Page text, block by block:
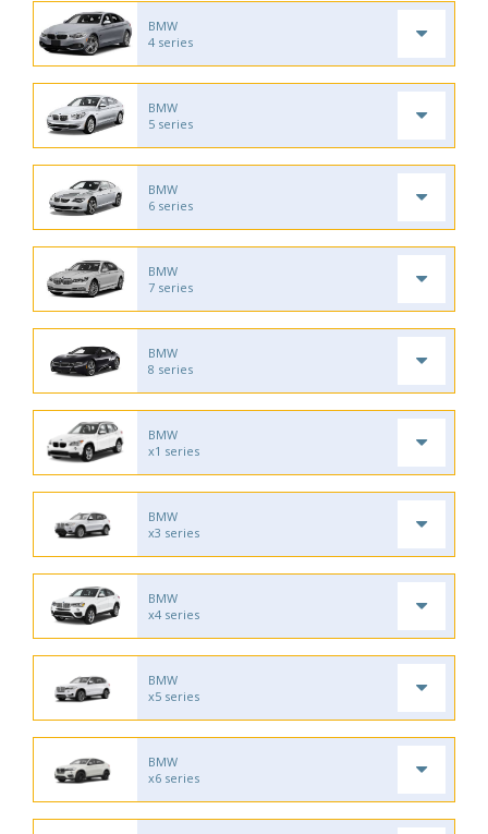
BMW
4 series
BMW
5 series
BMW
6 series
BMW
7 series
BMW
8 series
BMW
x1 series
BMW
x3 series
BMW
x4 series
BMW
x5 series
BMW
x6 series